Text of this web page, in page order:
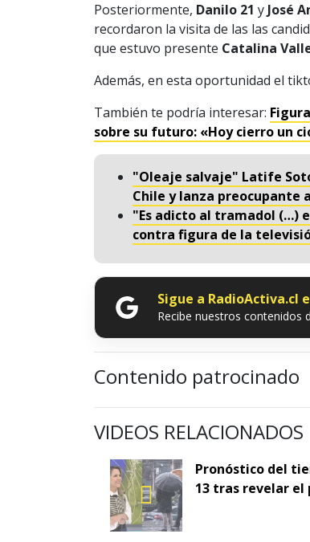
Posteriormente, Danilo 21 y José
recordaron la visita de las las
que estuvo presente Catalina
Además, en esta oportunidad el
También te podría interesar:
sobre su futuro: «Hoy cierro un
"Oleaje salvaje" Latife
Chile y lanza preocupante
"Es adicto al tramadol (…)
contra figura de la
Sigue a RadioActiva.cl
Recibe nuestros contenidos
Contenido patrocinado
VIDEOS RELACIONADOS
Pronóstico del
13 tras revelar el